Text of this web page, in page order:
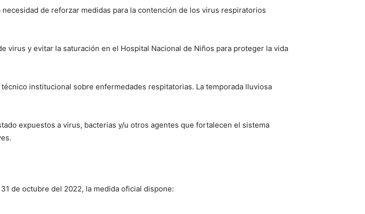
de reforzar medidas para la contención de los virus respiratorios
virus y evitar la saturación en el Hospital Nacional de Niños para proteger la vida
institucional sobre enfermedades respitatorias. La temporada lluviosa
expuestos a virus, bacterias y/u otros agentes que fortalecen el sistema
de octubre del 2022, la medida oficial dispone: